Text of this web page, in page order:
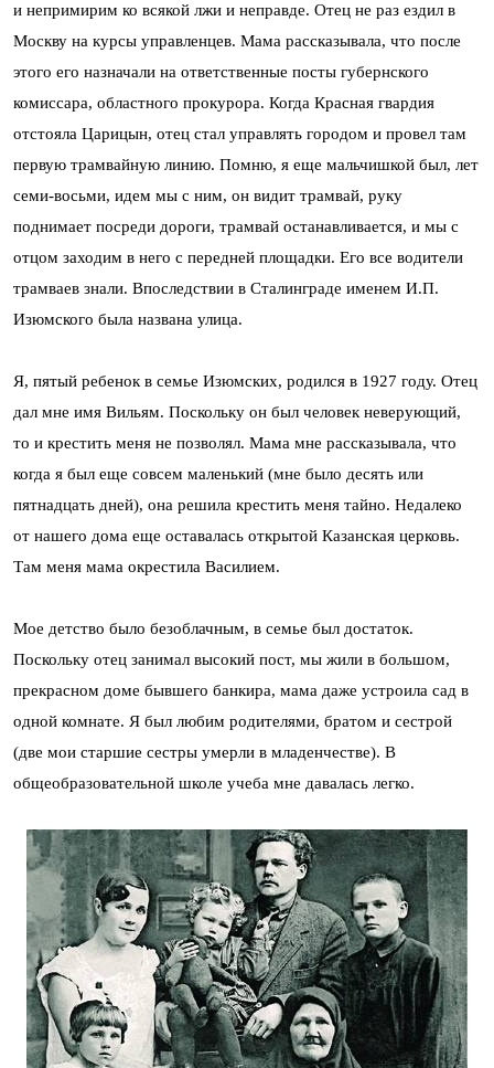
и непримирим ко всякой лжи и неправде. Отец не раз ездил в
Москву на курсы управленцев. Мама рассказывала, что после
этого его назначали на ответственные посты губернского
комиссара, областного прокурора. Когда Красная гвардия
отстояла Царицын, отец стал управлять городом и провел там
первую трамвайную линию. Помню, я еще мальчишкой был, лет
семи-восьми, идем мы с ним, он видит трамвай, руку
поднимает посреди дороги, трамвай останавливается, и мы с
отцом заходим в него с передней площадки. Его все водители
трамваев знали. Впоследствии в Сталинграде именем И.П.
Изюмского была названа улица.
Я, пятый ребенок в семье Изюмских, родился в 1927 году. Отец
дал мне имя Вильям. Поскольку он был человек неверующий,
то и крестить меня не позволял. Мама мне рассказывала, что
когда я был еще совсем маленький (мне было десять или
пятнадцать дней), она решила крестить меня тайно. Недалеко
от нашего дома еще оставалась открытой Казанская церковь.
Там меня мама окрестила Василием.
Мое детство было безоблачным, в семье был достаток.
Поскольку отец занимал высокий пост, мы жили в большом,
прекрасном доме бывшего банкира, мама даже устроила сад в
одной комнате. Я был любим родителями, братом и сестрой
(две мои старшие сестры умерли в младенчестве). В
общеобразовательной школе учеба мне давалась легко.